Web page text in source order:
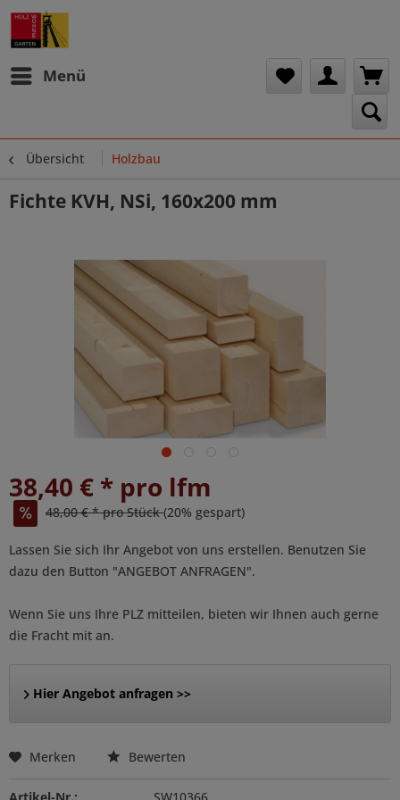
Menü
Übersicht Holzbau
Fichte KVH, NSi, 160x200 mm
38,40 € * pro lfm
48,00 € * pro Stück(20% gespart)
Lassen Sie sich Ihr Angebot von uns erstellen. Benutzen Sie
dazu den Button "ANGEBOT ANFRAGEN".
Wenn Sie uns Ihre PLZ mitteilen, bieten wir Ihnen auch gerne
die Fracht mit an.
Hier Angebot anfragen >>
Merken Bewerten